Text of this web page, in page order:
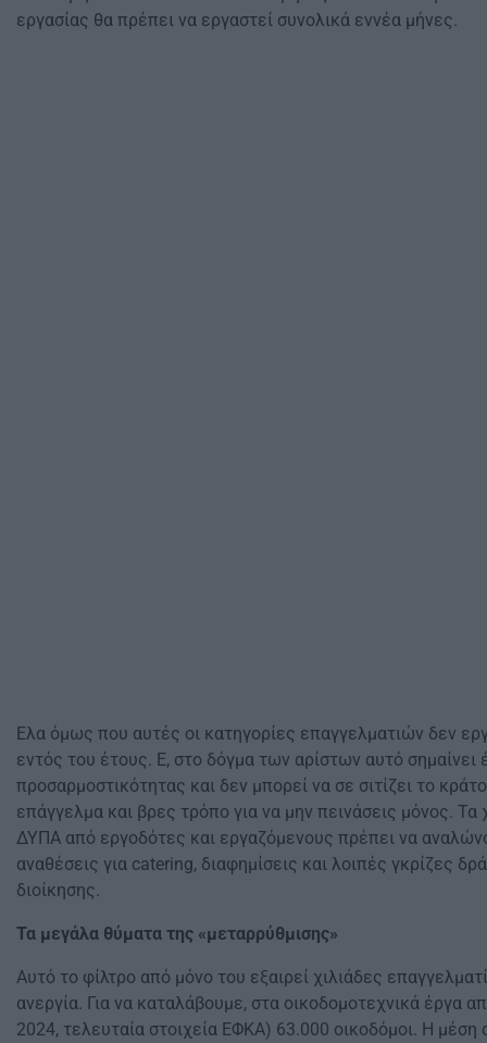
εργασίας θα πρέπει να εργαστεί συνολικά εννέα μήνες.
Ελα όμως που αυτές οι κατηγορίες επαγγελματιών δεν
εντός του έτους. Ε, στο δόγμα των αρίστων αυτό σημαίνει
προσαρμοστικότητας και δεν μπορεί να σε σιτίζει το
επάγγελμα και βρες τρόπο για να μην πεινάσεις μόνος.
ΔΥΠΑ από εργοδότες και εργαζόμενους πρέπει να
αναθέσεις για catering, διαφημίσεις και λοιπές γκρίζες
διοίκησης.
Τα μεγάλα θύματα της «μεταρρύθμισης»
Αυτό το φίλτρο από μόνο του εξαιρεί χιλιάδες
ανεργία. Για να καταλάβουμε, στα οικοδομοτεχνικά έργα
2024, τελευταία στοιχεία ΕΦΚΑ) 63.000 οικοδόμοι. Η μέση